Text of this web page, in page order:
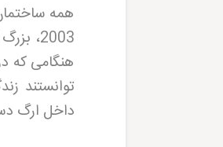
همه
2003،
هنگامی که
توانستند
داخل ارگ